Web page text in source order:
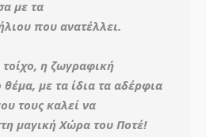
με τα
που ανατέλλει.
η ζωγραφική
θέμα, με τα ίδια τα αδέρφια
τους καλεί να
μαγική Χώρα του Ποτέ!